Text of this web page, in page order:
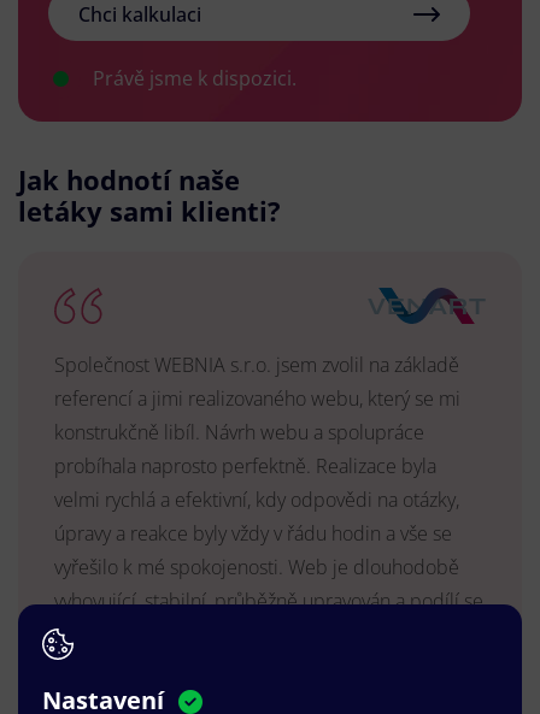
Chci kalkulaci
Právě jsme k dispozici.
Jak hodnotí naše
letáky sami klienti?
Společnost WEBNIA s.r.o. jsem zvolil na základě
referencí a jimi realizovaného webu, který se mi
konstrukčně libíl. Návrh webu a spolupráce
probíhala naprosto perfektně. Realizace byla
velmi rychlá a efektivní, kdy odpovědi na otázky,
úpravy a reakce byly vždy v řádu hodin a vše se
vyřešilo k mé spokojenosti. Web je dlouhodobě
vyhovující, stabilní, průběžně upravován a podílí se
na pozitivním vnímání naší značky.
MUDr. Radek Vyšohlíd
Nastavení